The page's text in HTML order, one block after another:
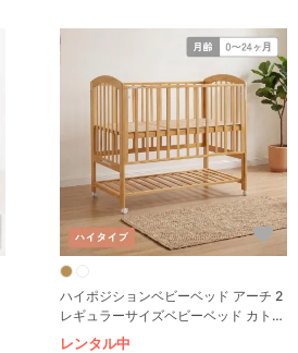
ハイポジションベビーベッド アーチ 2
レギュラーサイズベビーベッド カトー
ジ(KATOJI)
レンタル中